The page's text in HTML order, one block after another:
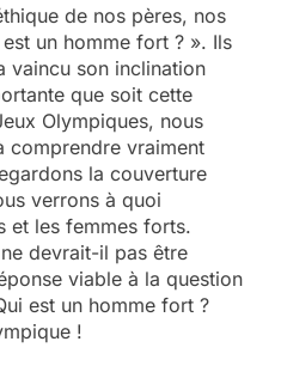
de nos pères, nos
un homme fort ? ». Ils
vaincu son inclination
que soit cette
Olympiques, nous
comprendre vraiment
la couverture
verrons à quoi
et les femmes forts.
devrait-il pas être
viable à la question
est un homme fort ?
!